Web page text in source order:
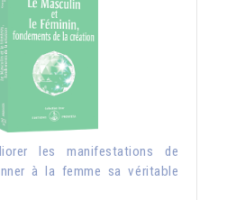
les manifestations de
à la femme sa véritable